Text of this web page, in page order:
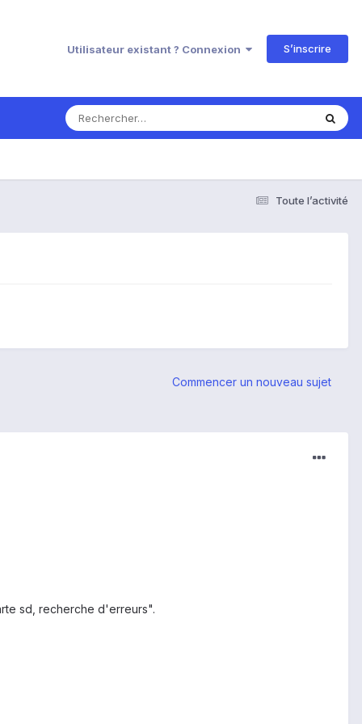
Utilisateur existant ? Connexion S’inscrire
Toute l’activité
Commencer un nouveau sujet
sd, recherche d'erreurs".